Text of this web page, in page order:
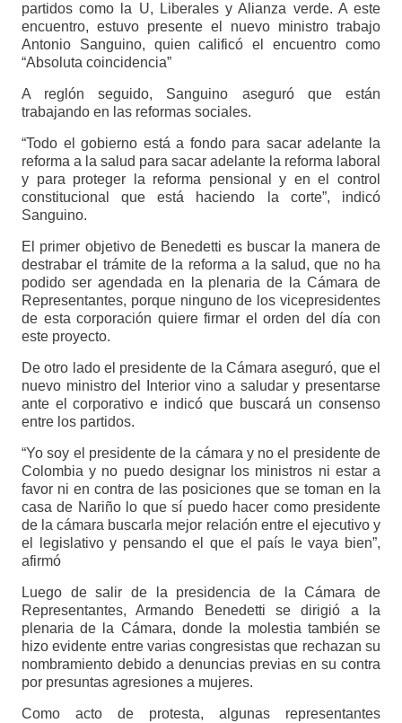
partidos como la U, Liberales y Alianza verde. A este
encuentro, estuvo presente el nuevo ministro trabajo
Antonio Sanguino, quien calificó el encuentro como
“Absoluta coincidencia”
A reglón seguido, Sanguino aseguró que están
trabajando en las reformas sociales.
“Todo el gobierno está a fondo para sacar adelante la
reforma a la salud para sacar adelante la reforma laboral
y para proteger la reforma pensional y en el control
constitucional que está haciendo la corte”, indicó
Sanguino.
El primer objetivo de Benedetti es buscar la manera de
destrabar el trámite de la reforma a la salud, que no ha
podido ser agendada en la plenaria de la Cámara de
Representantes, porque ninguno de los vicepresidentes
de esta corporación quiere firmar el orden del día con
este proyecto.
De otro lado el presidente de la Cámara aseguró, que el
nuevo ministro del Interior vino a saludar y presentarse
ante el corporativo e indicó que buscará un consenso
entre los partidos.
“Yo soy el presidente de la cámara y no el presidente de
Colombia y no puedo designar los ministros ni estar a
favor ni en contra de las posiciones que se toman en la
casa de Nariño lo que sí puedo hacer como presidente
de la cámara buscarla mejor relación entre el ejecutivo y
el legislativo y pensando el que el país le vaya bien”,
afirmó
Luego de salir de la presidencia de la Cámara de
Representantes, Armando Benedetti se dirigió a la
plenaria de la Cámara, donde la molestia también se
hizo evidente entre varias congresistas que rechazan su
nombramiento debido a denuncias previas en su contra
por presuntas agresiones a mujeres.
Como acto de protesta, algunas representantes